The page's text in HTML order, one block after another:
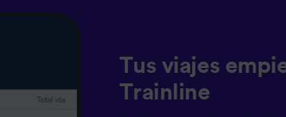
Tus viajes
Trainline